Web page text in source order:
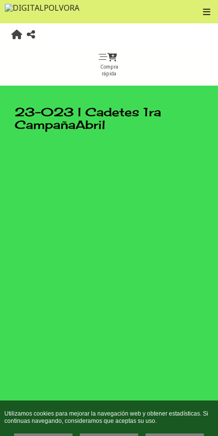
Compra
rápida
23-023 I Cadetes 1ra
CampañaAbril
Utilizamos cookies para mejorar la navegación web y obtener estadísticas. Si
continuas navegando, consideramos que aceptas su uso.